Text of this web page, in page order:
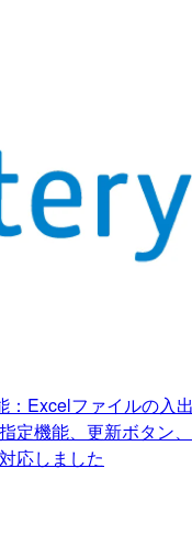
：Excelファイルの入
定機能、更新ボタン
応しました